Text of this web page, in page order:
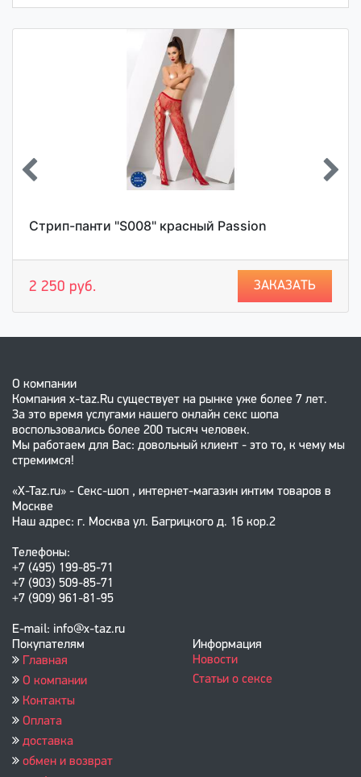
Стрип-панти "S008" красный Passion
2 250 руб. ЗАКАЗАТЬ
О компании
Компания x-taz.Ru существует на рынке уже более 7 лет.
За это время услугами нашего онлайн секс шопа
воспользовались более 200 тысяч человек.
Мы работаем для Вас: довольный клиент - это то, к чему мы
стремимся!
«X-Taz.ru» - Секс-шоп , интернет-магазин интим товаров в
Москве
Наш адрес: г. Москва ул. Багрицкого д. 16 кор.2
Телефоны:
+7 (495) 199-85-71
+7 (903) 509-85-71
+7 (909) 961-81-95
E-mail: info@x-taz.ru
Покупателям
Главная
О компании
Контакты
Оплата
доставка
обмен и возврат
Информация
Новости
Статьи о сексе